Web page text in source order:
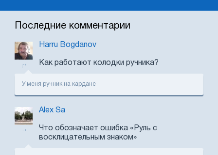
Последние комментарии
Harru Bogdanov
Как работают колодки ручника?
У меня ручник на кардане
Alex Sa
Что обозначает ошибка «Руль с
восклицательным знаком»